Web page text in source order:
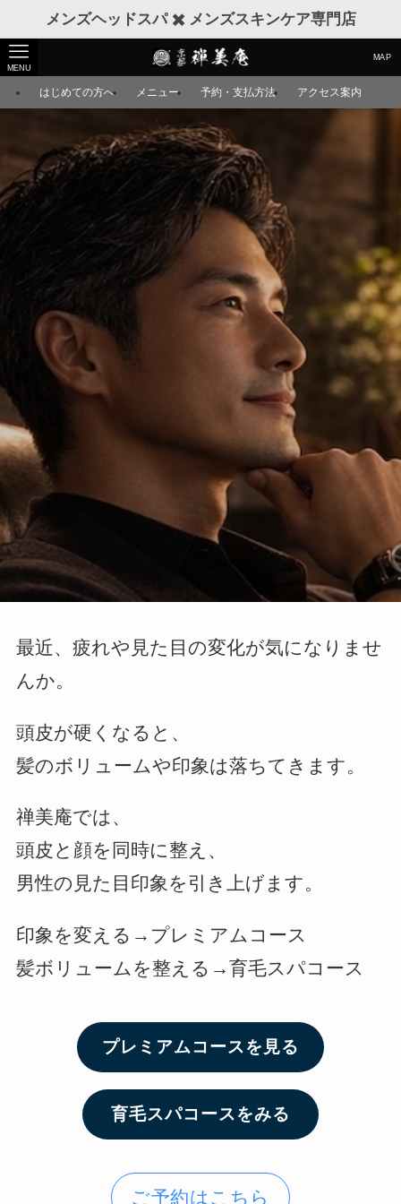
メンズヘッドスパ ✖️ メンズスキンケア専門店
MAP
MENU
はじめての方へ メニュー 予約・支払方法 アクセス案内
最近、疲れや見た目の変化が気になりませ
んか。
頭皮が硬くなると、
髪のボリュームや印象は落ちてきます。
禅美庵では、
頭皮と顔を同時に整え、
男性の見た目印象を引き上げます。
印象を変える→プレミアムコース
髪ボリュームを整える→育毛スパコース
プレミアムコースを見る
育毛スパコースをみる
ご予約はこちら